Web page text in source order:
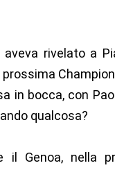
rivelato a
in bocca, con
qualcosa?
il Genoa, nella